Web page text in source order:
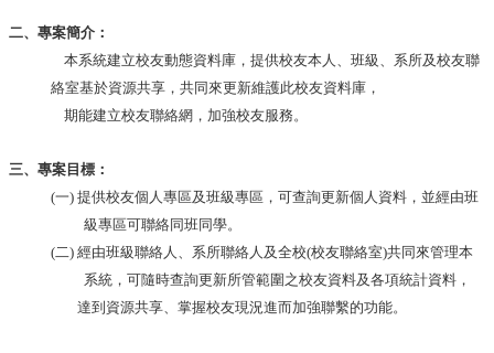
導
覽
見
二、專案簡介：
本系統建立校友動態資料庫，提供校友本人、班級、系所及校友聯
絡室基於資源共享，共同來更新維護此校友資料庫，
期能建立校友聯絡網，加強校友服務。
三、專案目標：
(一) 提供校友個人專區及班級專區，可查詢更新個人資料，並經由班
級專區可聯絡同班同學。
(二) 經由班級聯絡人、系所聯絡人及全校(校友聯絡室)共同來管理本
系統，可隨時查詢更新所管範圍之校友資料及各項統計資料，
達到資源共享、掌握校友現況進而加強聯繫的功能。